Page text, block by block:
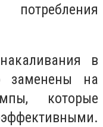
в
заменены на
которые